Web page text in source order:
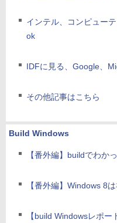
インテル、コンピュー
ok
IDFに見る、Google、
その他記事はこちら
Build Windows
【番外編】buildでわか
【番外編】Windows 8
【build Windowsレポー